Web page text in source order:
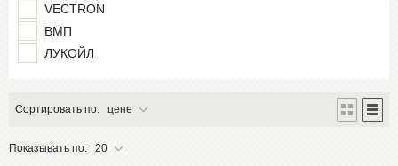
VECTRON
ВМП
ЛУКОЙЛ
Сортировать по: цене
Показывать по: 20